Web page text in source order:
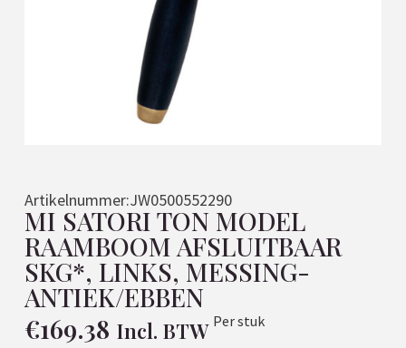
Artikelnummer:JW0500552290
MI SATORI TON MODEL
RAAMBOOM AFSLUITBAAR
SKG*, LINKS, MESSING-
ANTIEK/EBBEN
€169.38 Incl. BTW Per stuk